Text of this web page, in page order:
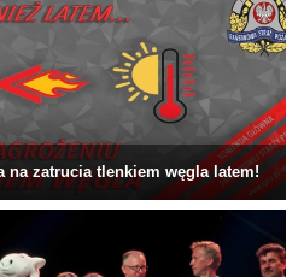
na zatrucia tlenkiem węgla latem!